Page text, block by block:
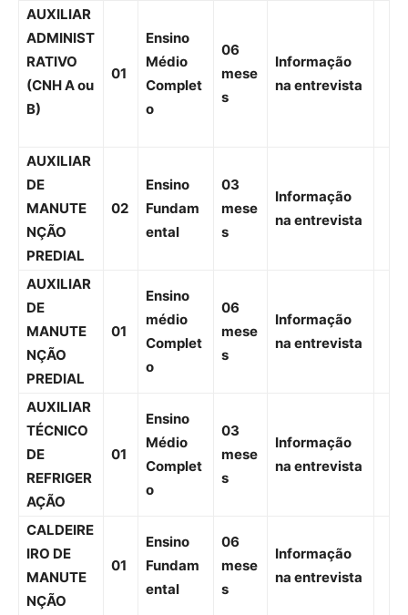
AUXILIAR
ADMINIST
RATIVO
(CNH A ou
B)
01
Ensino
Médio
Complet
o
06
mese
s
Informação
na entrevista
AUXILIAR
DE
MANUTE
NÇÃO
PREDIAL
02
Ensino
Fundam
ental
03
mese
s
Informação
na entrevista
AUXILIAR
DE
MANUTE
NÇÃO
PREDIAL
01
Ensino
médio
Complet
o
06
mese
s
Informação
na entrevista
AUXILIAR
TÉCNICO
DE
REFRIGER
AÇÃO
01
Ensino
Médio
Complet
o
03
mese
s
Informação
na entrevista
CALDEIRE
IRO DE
MANUTE
NÇÃO
01
Ensino
Fundam
ental
06
mese
s
Informação
na entrevista